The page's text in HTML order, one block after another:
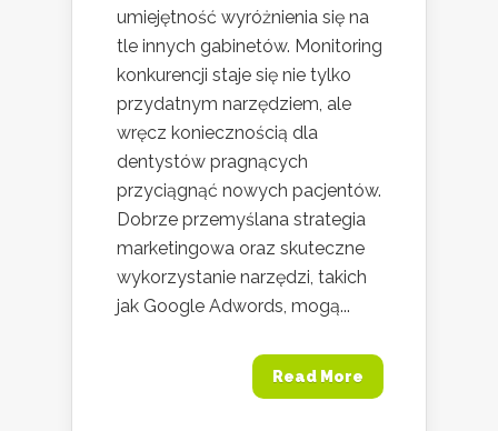
umiejętność wyróżnienia się na
tle innych gabinetów. Monitoring
konkurencji staje się nie tylko
przydatnym narzędziem, ale
wręcz koniecznością dla
dentystów pragnących
przyciągnąć nowych pacjentów.
Dobrze przemyślana strategia
marketingowa oraz skuteczne
wykorzystanie narzędzi, takich
jak Google Adwords, mogą...
Read More